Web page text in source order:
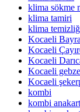
klima sökme
klima tamiri
klima
Kocaeli
Kocaeli
Kocaeli
Kocaeli
Kocaeli
kombi
kombi